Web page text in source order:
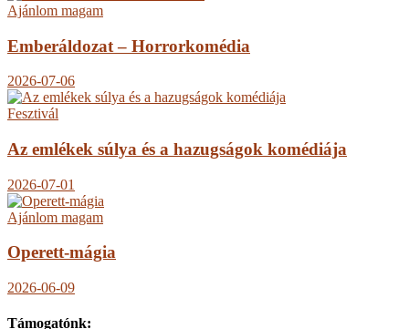
Ajánlom magam
Emberáldozat – Horrorkomédia
2026-07-06
Fesztivál
Az emlékek súlya és a hazugságok komédiája
2026-07-01
Ajánlom magam
Operett-mágia
2026-06-09
Támogatónk: